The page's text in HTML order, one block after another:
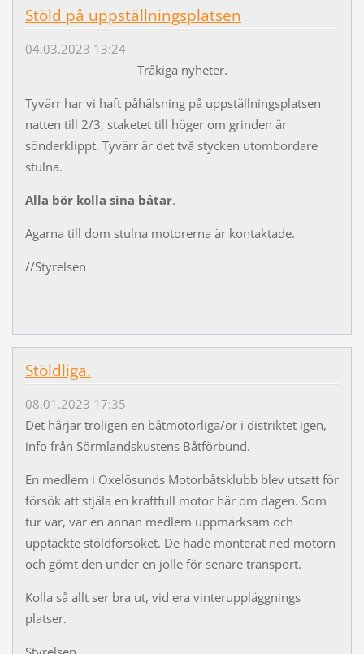
Stöld på uppställningsplatsen
04.03.2023 13:24
Tråkiga nyheter.
Tyvärr har vi haft påhälsning på uppställningsplatsen
natten till 2/3, staketet till höger om grinden är
sönderklippt. Tyvärr är det två stycken utombordare
stulna.
Alla bör kolla sina båtar.
Ägarna till dom stulna motorerna är kontaktade.
//Styrelsen
Stöldliga.
08.01.2023 17:35
Det härjar troligen en båtmotorliga/or i distriktet igen,
info från Sörmlandskustens Båtförbund.
En medlem i Oxelösunds Motorbåtsklubb blev utsatt för
försök att stjäla en kraftfull motor här om dagen. Som
tur var, var en annan medlem uppmärksam och
upptäckte stöldförsöket. De hade monterat ned motorn
och gömt den under en jolle för senare transport.
Kolla så allt ser bra ut, vid era vinteruppläggnings
platser.